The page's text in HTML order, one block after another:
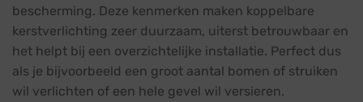
bescherming. Deze kenmerken maken koppelbare
kerstverlichting zeer duurzaam, uiterst betrouwbaar en
het helpt bij een overzichtelijke installatie. Perfect dus
als je bijvoorbeeld een groot aantal bomen of struiken
wil verlichten of een hele gevel wil versieren.